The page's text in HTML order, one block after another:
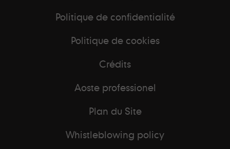
Politique de confidentialité
Politique de cookies
Crédits
Aoste professionel
Plan du Site
Whistleblowing policy